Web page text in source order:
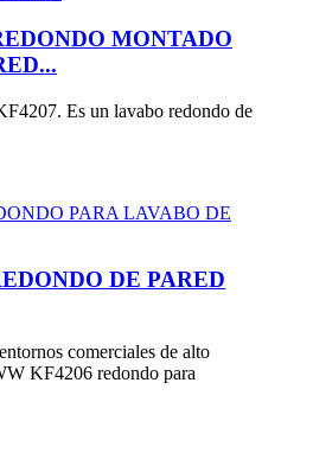
MONTADO
Es un lavabo redondo de
DE PARED
comerciales de alto
KF4206 redondo para